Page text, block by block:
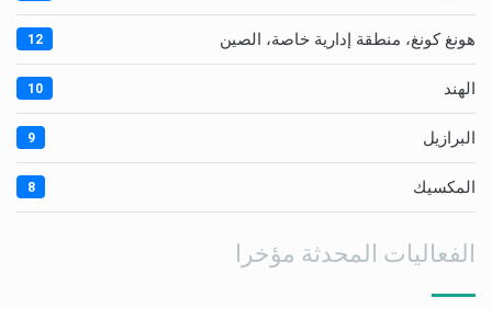
هونغ كونغ، منطقة إدارية خاصة، الصين 12
الهند 10
البرازيل 9
المكسيك 8
الفعاليات المحدثة مؤخرا